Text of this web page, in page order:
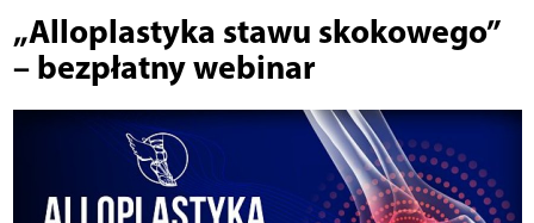
„Alloplastyka stawu skokowego”
– bezpłatny webinar